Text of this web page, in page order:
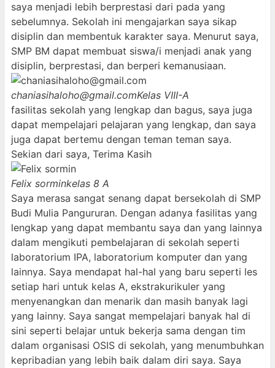
saya menjadi lebih berprestasi dari pada yang
sebelumnya. Sekolah ini mengajarkan saya sikap
disiplin dan membentuk karakter saya. Menurut saya,
SMP BM dapat membuat siswa/i menjadi anak yang
disiplin, berprestasi, dan berperi kemanusiaan.
chaniasihaloho@gmail.comKelas VIII-A
fasilitas sekolah yang lengkap dan bagus, saya juga
dapat mempelajari pelajaran yang lengkap, dan saya
juga dapat bertemu dengan teman teman saya.
Sekian dari saya, Terima Kasih
Felix sorminkelas 8 A
Saya merasa sangat senang dapat bersekolah di SMP
Budi Mulia Pangururan. Dengan adanya fasilitas yang
lengkap yang dapat membantu saya dan yang lainnya
dalam mengikuti pembelajaran di sekolah seperti
laboratorium IPA, laboratorium komputer dan yang
lainnya. Saya mendapat hal-hal yang baru seperti les
setiap hari untuk kelas A, ekstrakurikuler yang
menyenangkan dan menarik dan masih banyak lagi
yang lainny. Saya sangat mempelajari banyak hal di
sini seperti belajar untuk bekerja sama dengan tim
dalam organisasi OSIS di sekolah, yang menumbuhkan
kepribadian yang lebih baik dalam diri saya. Saya